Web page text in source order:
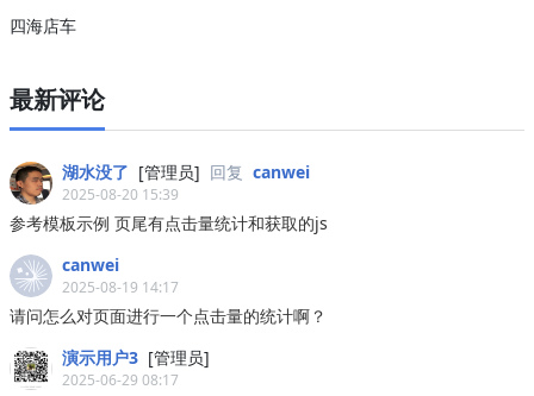
四海店车
最新评论
湖水没了 [管理员] 回复 canwei
2025-08-20 15:39
参考模板示例 页尾有点击量统计和获取的js
canwei
2025-08-19 14:17
请问怎么对页面进行一个点击量的统计啊？
演示用户3 [管理员]
2025-06-29 08:17